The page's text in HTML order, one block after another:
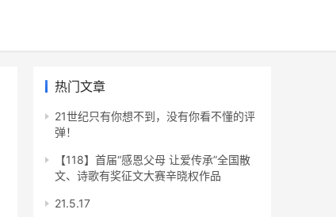
热门文章
21世纪只有你想不到，没有你看不懂的评
弹！
【118】首届“感恩父母 让爱传承”全国散
文、诗歌有奖征文大赛辛晓权作品
21.5.17